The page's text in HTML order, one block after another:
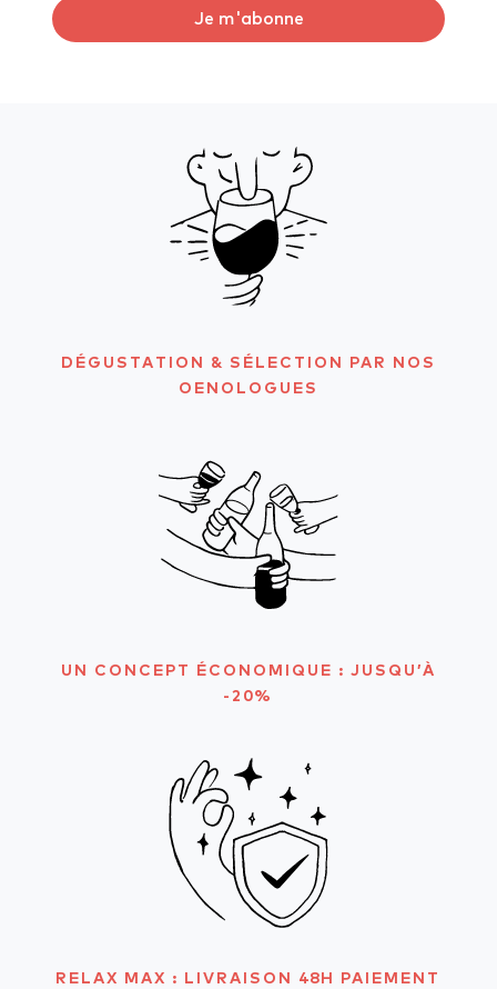
Je m'abonne
DÉGUSTATION & SÉLECTION PAR NOS
OENOLOGUES
UN CONCEPT ÉCONOMIQUE : JUSQU’À
-20%
RELAX MAX : LIVRAISON 48H PAIEMENT